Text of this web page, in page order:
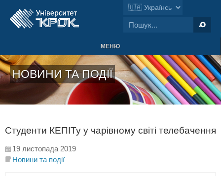
МЕНЮ
НОВИНИ ТА ПОДІЇ
Студенти КЕПІТу у чарівному світі телебачення
19 листопада 2019
Новини та події